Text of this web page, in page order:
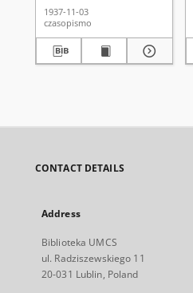
1937-11-03
czasopismo
CONTACT DETAILS
Address
Biblioteka UMCS
ul. Radziszewskiego 11
20-031 Lublin, Poland